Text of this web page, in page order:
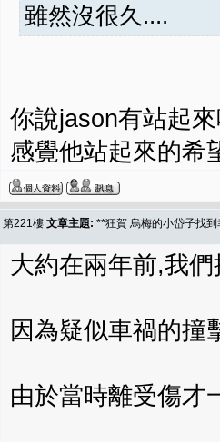
雖然沒很久....
你說jason有站起
感覺他站起來的希
第221樓 文章主題: **狂賀 烏梅的小岱子找
大約在兩年前,我
因為疑似車禍的撞
由於當時離受傷才